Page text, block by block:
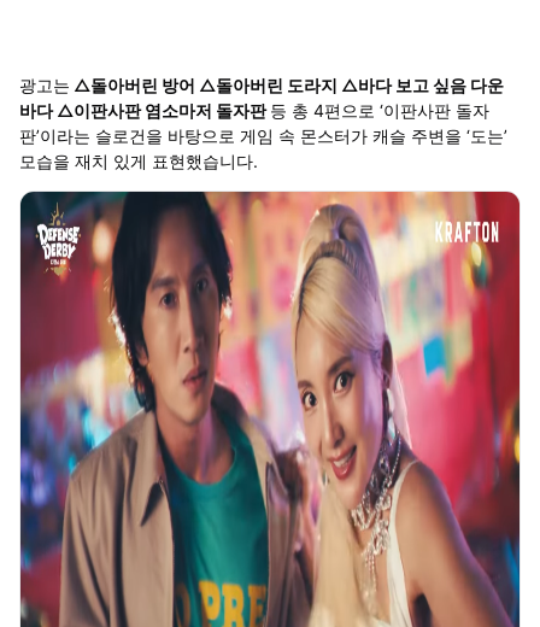
광고는 △돌아버린 방어 △돌아버린 도라지 △바다 보고 싶음 다운
바다 △이판사판 염소마저 돌자판등 총 4편으로 ‘이판사판 돌자
판’이라는 슬로건을 바탕으로 게임 속 몬스터가 캐슬 주변을 ‘도는’
모습을 재치 있게 표현했습니다.